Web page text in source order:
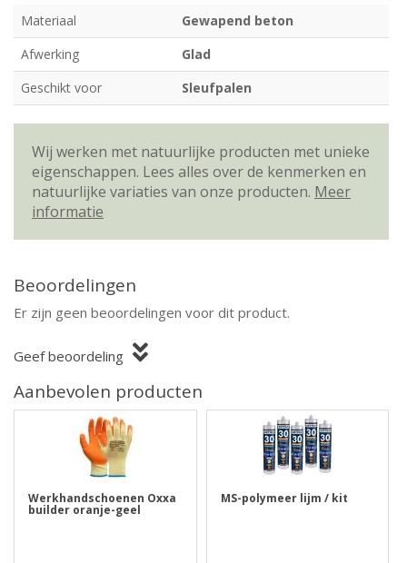
Materiaal
Gewapend beton
Afwerking
Glad
Geschikt voor
Sleufpalen
Wij werken met natuurlijke producten met unieke
eigenschappen. Lees alles over de kenmerken en
natuurlijke variaties van onze producten. Meer
informatie
Beoordelingen
Er zijn geen beoordelingen voor dit product.
Geef beoordeling
Aanbevolen producten
Werkhandschoenen Oxxa
builder oranje-geel
MS-polymeer lijm / kit